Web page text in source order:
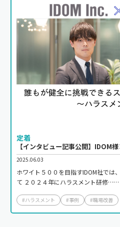
定着
【インタビュー記事公開】IDOM
2025.06.03
ホワイト５００を目指すIDOM社では
て ２０２４年にハラスメント研修……
#ハラスメント #事例 #職場改善